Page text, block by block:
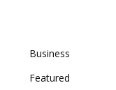
Business
Featured